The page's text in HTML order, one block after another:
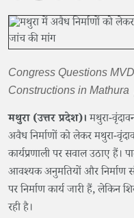
Congress Questions
Constructions in
मथुरा (उत्तर प्रदेश)।मथुरा-
अवैध निर्माणों को लेकर मथुरा-
कार्यप्रणाली पर सवाल उठाए हैं।
आवश्यक अनुमतियों और निर्माण
पर निर्माण कार्य जारी हैं, लेकिन
रही है।